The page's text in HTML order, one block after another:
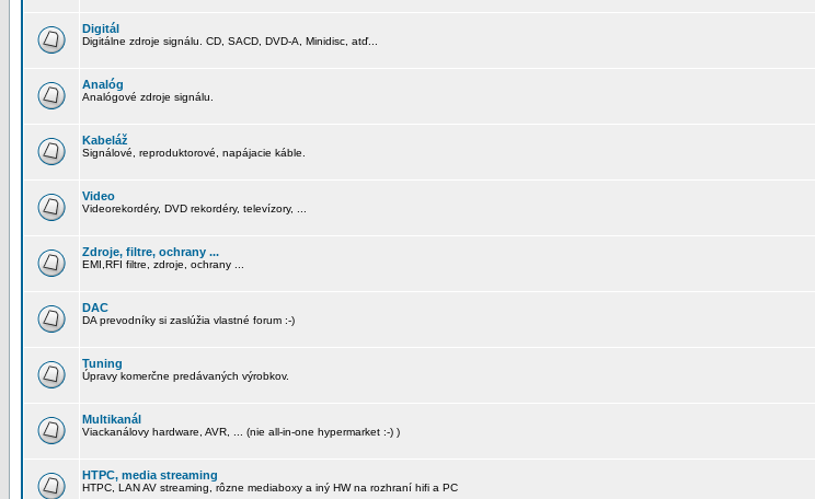
Digitál
Digitálne zdroje signálu. CD, SACD, DVD-A, Minidisc, atď...
Analóg
Analógové zdroje signálu.
Kabeláž
Signálové, reproduktorové, napájacie káble.
Video
Videorekordéry, DVD rekordéry, televízory, ...
Zdroje, filtre, ochrany ...
EMI,RFI filtre, zdroje, ochrany ...
DAC
DA prevodníky si zaslúžia vlastné forum :-)
Tuning
Úpravy komerčne predávaných výrobkov.
Multikanál
Viackanálovy hardware, AVR, ... (nie all-in-one hypermarket :-) )
HTPC, media streaming
HTPC, LAN AV streaming, rôzne mediaboxy a iný HW na rozhraní hifi a PC